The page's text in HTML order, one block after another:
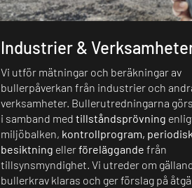
Industrier &
Vi utför mätningar och beräkningar av
bullerpåverkan från industrier och
verksamheter. Bullerutredningarna
i samband med tillståndsprövning
miljöbalken, kontrollprogram, periodisk
besiktning ellerföreläggande från
tillsynsmyndighet. Vi utreder om
bullerkrav klaras och ger förslag på